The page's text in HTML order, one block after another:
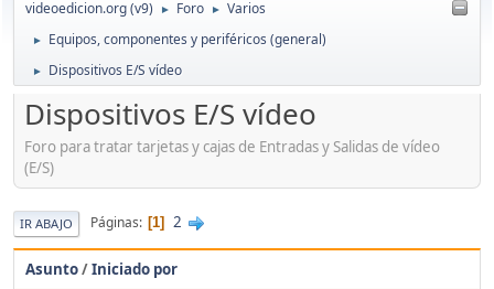
videoedicion.org (v9) ► Foro ► Varios
► Equipos, componentes y periféricos (general)
► Dispositivos E/S vídeo
Dispositivos E/S vídeo
Foro para tratar tarjetas y cajas de Entradas y Salidas de vídeo
(E/S)
IR ABAJO Páginas 1 2
Asunto/Iniciado por